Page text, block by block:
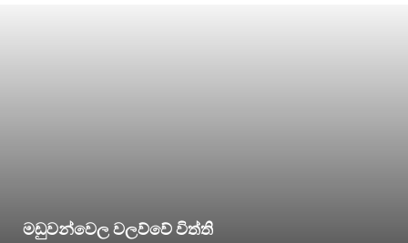
මඩුවන්වෙල වලව්වේ විත්ති